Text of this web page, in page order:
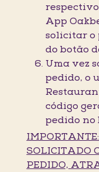
App
solicitar o
do botão
Uma vez
pedido, o
código
pedido no
SOLICITADO
PEDIDO,